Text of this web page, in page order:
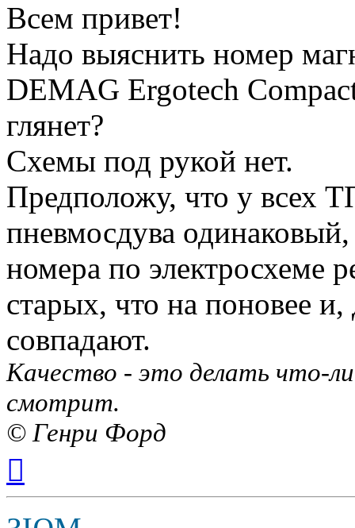
Всем привет!
Надо выяснить номер
DEMAG Ergotech
глянет?
Схемы под рукой нет.
Предположу, что у всех
пневмосдува
номера по электросхеме
старых, что на поновее
совпадают.
Качество - это делать что-
смотрит.
© Генри Форд
началу